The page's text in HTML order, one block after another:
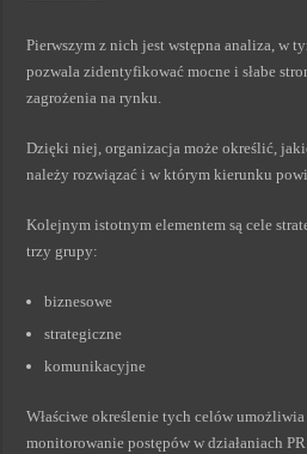
Pierwszym z nich jest wstępna analiza, w
pozwala zidentyfikować mocne i słabe
zagrożenia na rynku.
Dzięki niej, organizacja może określić,
należy rozwiązać i w którym kierunku
Kolejnym istotnym elementem są cele
trzy grupy:
biznesowe
strategiczne
komunikacyjne
Właściwe określenie tych celów
monitorowanie postępów w działaniach